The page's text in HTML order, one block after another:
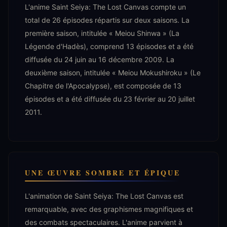
L'anime Saint Seiya: The Lost Canvas compte un
total de 26 épisodes répartis sur deux saisons. La
première saison, intitulée « Meiou Shinwa » (La
Légende d'Hadès), comprend 13 épisodes et a été
diffusée du 24 juin au 16 décembre 2009. La
deuxième saison, intitulée « Meiou Mokushiroku » (Le
Chapitre de l'Apocalypse), est composée de 13
épisodes et a été diffusée du 23 février au 20 juillet
2011.
UNE ŒUVRE SOMBRE ET ÉPIQUE
L'animation de Saint Seiya: The Lost Canvas est
remarquable, avec des graphismes magnifiques et
des combats spectaculaires. L'anime parvient à